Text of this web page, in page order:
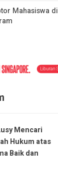
Mahasiswa di
Mencari
Hukum atas
Baik dan